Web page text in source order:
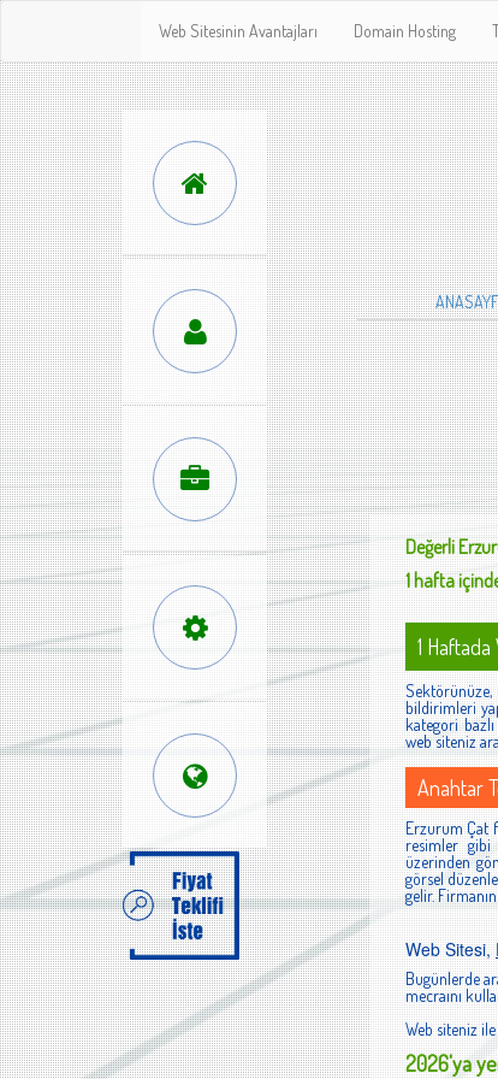
Web Sitesinin Avantajları Domain Hosting
Değerli
1 hafta
1 Haftada
Sektörünüze,
bildirimleri
kategori
web siteniz
Anahtar
Erzurum Çat
resimler
üzerinden
görsel
gelir.
Web Sitesi,
Bugünlerde
mecraını
Web siteniz ile
2026'ya